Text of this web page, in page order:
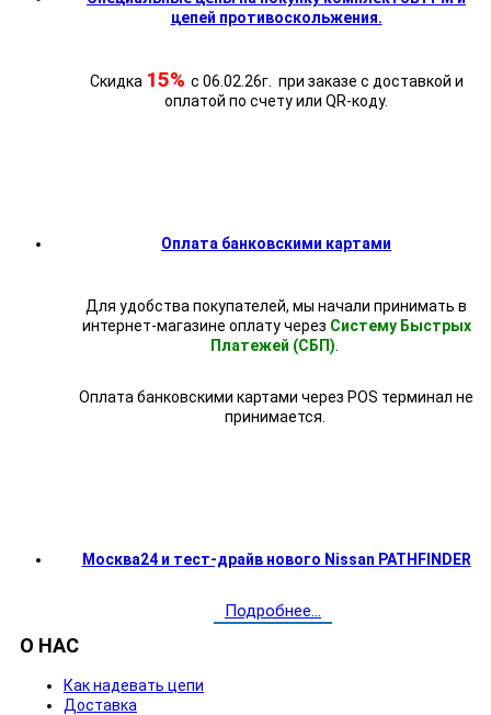
цепей противоскольжения.
Скидка 15% с 06.02.26г. при заказе с доставкой и
оплатой по счету или QR-коду.
Оплата банковскими картами
Для удобства покупателей, мы начали принимать в
интернет-магазине оплату через Систему Быстрых
Платежей (СБП)
Оплата банковскими картами через POS терминал не
принимается.
Москва24 и тест-драйв нового Nissan PATHFINDER
Подробнее...
О НАС
Как надевать цепи
Доставка